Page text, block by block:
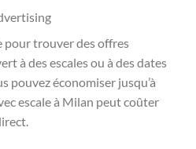
pour trouver des offres
à des escales ou à des dates
pouvez économiser jusqu’à
escale à Milan peut coûter